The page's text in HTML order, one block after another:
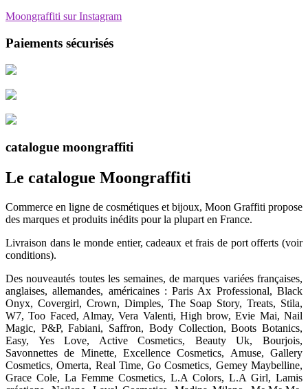
Moongraffiti sur Instagram
Paiements sécurisés
catalogue moongraffiti
Le catalogue Moongraffiti
Commerce en ligne de cosmétiques et bijoux, Moon Graffiti propose
des marques et produits inédits pour la plupart en France.
Livraison dans le monde entier, cadeaux et frais de port offerts (voir
conditions).
Des nouveautés toutes les semaines, de marques variées françaises,
anglaises, allemandes, américaines : Paris Ax Professional, Black
Onyx, Covergirl, Crown, Dimples, The Soap Story, Treats, Stila,
W7, Too Faced, Almay, Vera Valenti, High brow, Evie Mai, Nail
Magic, P&P, Fabiani, Saffron, Body Collection, Boots Botanics,
Easy, Yes Love, Active Cosmetics, Beauty Uk, Bourjois,
Savonnettes de Minette, Excellence Cosmetics, Amuse, Gallery
Cosmetics, Omerta, Real Time, Go Cosmetics, Gemey Maybelline,
Grace Cole, La Femme Cosmetics, L.A Colors, L.A Girl, Lamis